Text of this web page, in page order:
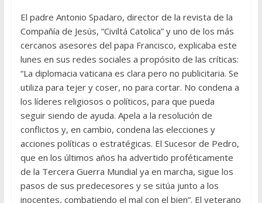
El padre Antonio Spadaro, director de la revista de la
Compañía de Jesús, “Civiltá Catolica” y uno de los más
cercanos asesores del papa Francisco, explicaba este
lunes en sus redes sociales a propósito de las críticas:
“La diplomacia vaticana es clara pero no publicitaria. Se
utiliza para tejer y coser, no para cortar. No condena a
los líderes religiosos o políticos, para que pueda
seguir siendo de ayuda. Apela a la resolución de
conflictos y, en cambio, condena las elecciones y
acciones políticas o estratégicas. El Sucesor de Pedro,
que en los últimos años ha advertido proféticamente
de la Tercera Guerra Mundial ya en marcha, sigue los
pasos de sus predecesores y se sitúa junto a los
inocentes, combatiendo el mal con el bien”. El veterano